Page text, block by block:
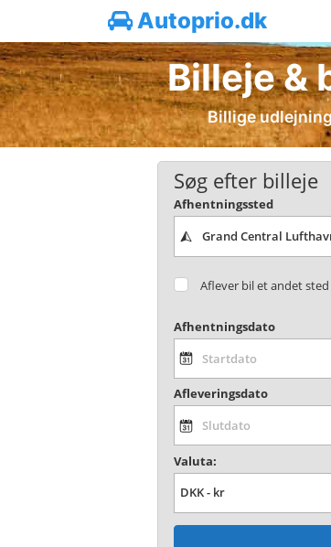
Autoprio.dk
Billeje &
Billige
Søg efter billeje
Afhentningssted
Aflever bil et andet sted
Afhentningsdato
Afleveringsdato
Valuta: